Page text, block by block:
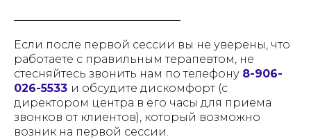
Если после первой сессии вы не уверены, что
работаете с правильным терапевтом, не
стесняйтесь звонить нам по телефону 8-906-
026-5533 и обсудите дискомфорт (с
директором центра в его часы для приема
звонков от клиентов), который возможно
возник на первой сессии.